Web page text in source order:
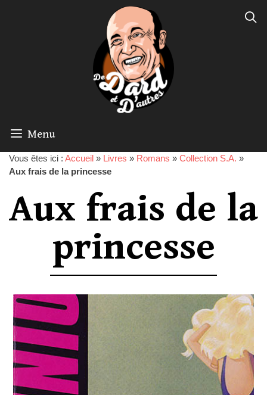
Menu
Vous êtes ici : Accueil » Livres » Romans » Collection S.A. »
Aux frais de la princesse
Aux frais de la
princesse